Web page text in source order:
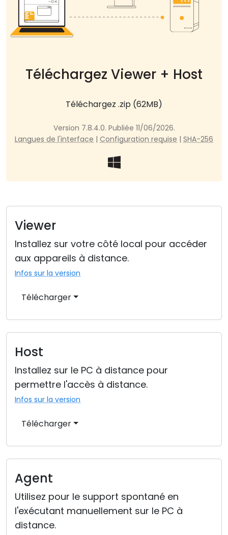
Téléchargez Viewer + Host
Téléchargez .zip (62MB)
Version 7.8.4.0. Publiée 11/06/2026.
Langues de l'interface | Configuration requise | SHA-256
Viewer
Installez sur votre côté local pour accéder
aux appareils à distance.
Infos sur la version
Télécharger
Host
Installez sur le PC à distance pour
permettre l'accès à distance.
Infos sur la version
Télécharger
Agent
Utilisez pour le support spontané en
l'exécutant manuellement sur le PC à
distance.
Cloud et sur site